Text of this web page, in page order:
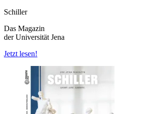
Schiller
Das Magazin
der Universität Jena
Jetzt lesen!